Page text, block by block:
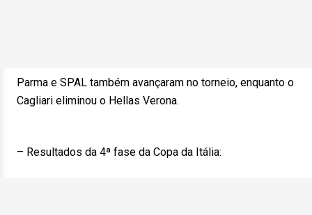
Parma e SPAL também avançaram no torneio, enquanto o
Cagliari eliminou o Hellas Verona.
– Resultados da 4ª fase da Copa da Itália: